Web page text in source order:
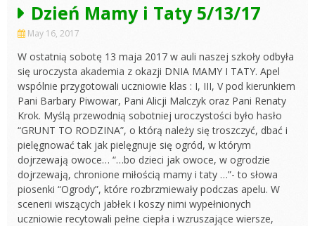
Dzień Mamy i Taty 5/13/17
May 16, 2017
W ostatnią sobotę 13 maja 2017 w auli naszej szkoły odbyła
się uroczysta akademia z okazji DNIA MAMY I TATY. Apel
wspólnie przygotowali uczniowie klas : I, III, V pod kierunkiem
Pani Barbary Piwowar, Pani Alicji Malczyk oraz Pani Renaty
Krok. Myślą przewodnią sobotniej uroczystości było hasło
“GRUNT TO RODZINA”, o którą należy się troszczyć, dbać i
pielęgnować tak jak pielęgnuje się ogród, w którym
dojrzewają owoce… “…bo dzieci jak owoce, w ogrodzie
dojrzewają, chronione miłością mamy i taty …”- to słowa
piosenki “Ogrody”, które rozbrzmiewały podczas apelu. W
scenerii wiszących jabłek i koszy nimi wypełnionych
uczniowie recytowali pełne ciepła i wzruszające wiersze,